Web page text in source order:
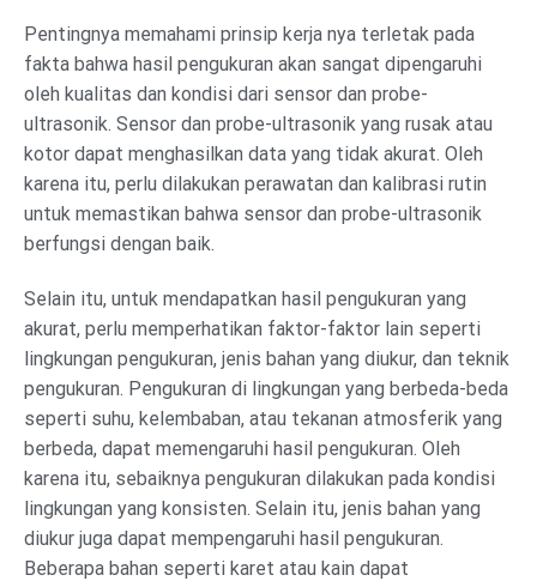
Pentingnya memahami prinsip kerja nya terletak pada
fakta bahwa hasil pengukuran akan sangat dipengaruhi
oleh kualitas dan kondisi dari sensor dan probe-
ultrasonik. Sensor dan probe-ultrasonik yang rusak atau
kotor dapat menghasilkan data yang tidak akurat. Oleh
karena itu, perlu dilakukan perawatan dan kalibrasi rutin
untuk memastikan bahwa sensor dan probe-ultrasonik
berfungsi dengan baik.
Selain itu, untuk mendapatkan hasil pengukuran yang
akurat, perlu memperhatikan faktor-faktor lain seperti
lingkungan pengukuran, jenis bahan yang diukur, dan teknik
pengukuran. Pengukuran di lingkungan yang berbeda-beda
seperti suhu, kelembaban, atau tekanan atmosferik yang
berbeda, dapat memengaruhi hasil pengukuran. Oleh
karena itu, sebaiknya pengukuran dilakukan pada kondisi
lingkungan yang konsisten. Selain itu, jenis bahan yang
diukur juga dapat mempengaruhi hasil pengukuran.
Beberapa bahan seperti karet atau kain dapat